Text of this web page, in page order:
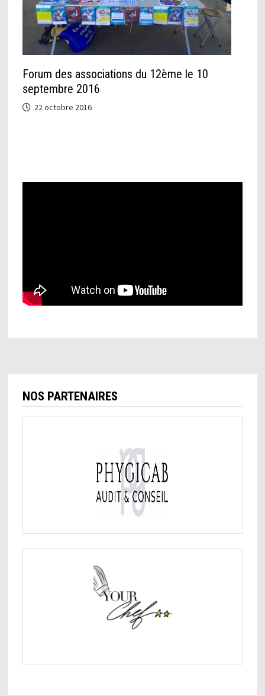
Forum des associations du 12ème le 10
septembre 2016
22 octobre 2016
NOS PARTENAIRES